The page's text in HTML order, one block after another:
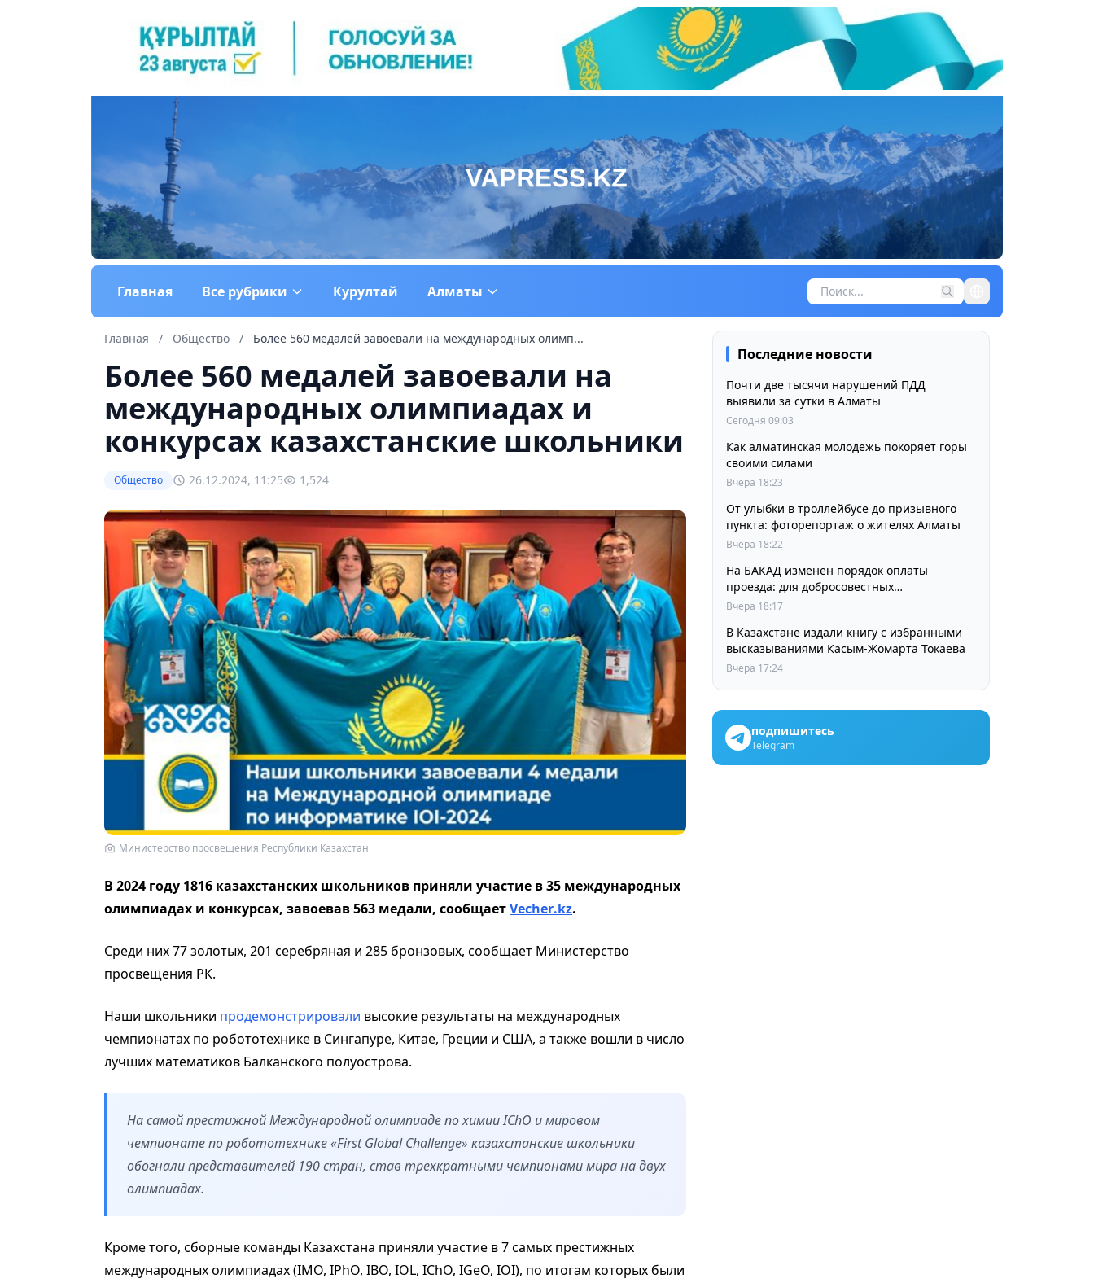
Главная Все рубрики Курултай Алматы
Главная / Общество / Более 560 медалей завоевали на международных олимп...
Более 560 медалей завоевали на
международных олимпиадах и
конкурсах казахстанские школьники
Общество 26.12.2024, 11:25 1,524
Министерство просвещения Республики Казахстан
В 2024 году 1816 казахстанских школьников приняли участие в 35 международных
олимпиадах и конкурсах, завоевав 563 медали, сообщаетVecher.kz.
Среди них 77 золотых, 201 серебряная и 285 бронзовых, сообщает Министерство
просвещения РК.
Наши школьники продемонстрировали высокие результаты на международных
чемпионатах по робототехнике в Сингапуре, Китае, Греции и США, а также вошли в число
лучших математиков Балканского полуострова.
На самой престижной Международной олимпиаде по химии IChO и мировом
чемпионате по робототехнике «First Global Challenge» казахстанские школьники
обогнали представителей 190 стран, став трехкратными чемпионами мира на двух
олимпиадах.
Кроме того, сборные команды Казахстана приняли участие в 7 самых престижных
международных олимпиадах (IMO, IPhO, IBO, IOL, IChO, IGeO, IOI), по итогам которых были
Последние новости
Почти две тысячи нарушений ПДД
выявили за сутки в Алматы
Сегодня 09:03
Как алматинская молодежь покоряет горы
своими силами
Вчера 18:23
От улыбки в троллейбусе до призывного
пункта: фоторепортаж о жителях Алматы
Вчера 18:22
На БАКАД изменен порядок оплаты
проезда: для добросовестных
пользователей стоимость остается
Вчера 18:17
В Казахстане издали книгу с избранными
высказываниями Касым-Жомарта Токаева
Вчера 17:24
подпишитесь
Telegram